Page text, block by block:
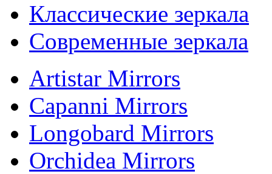
Классические зеркала
Современные зеркала
Artistar Mirrors
Capanni Mirrors
Longobard Mirrors
Orchidea Mirrors